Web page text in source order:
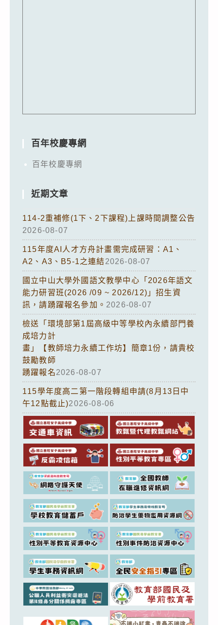
百年校慶專網
百年校慶專網
近期文章
114-2重補修(1下、2下課程)上課時間調整公告
2026-08-07
115年度AI人才方舟計畫需完成研習：A1、
A2、A3、B5-1之連結2026-08-07
國立中山大學外國語文教學中心「2026年語文
能力研習班(2026 /09 ~ 2026/12)」招生資
訊，請踴躍報名參加。 2026-08-07
檢送「環境部第1屆高級中等學校內永續部門養
成培力計
畫」【教師培力永續工作坊】簡章1份，請貴校
鼓勵教師
踴躍報名2026-08-07
115學年度高二第一階段轉組申請(8月13日中
午12點截止)2026-08-06